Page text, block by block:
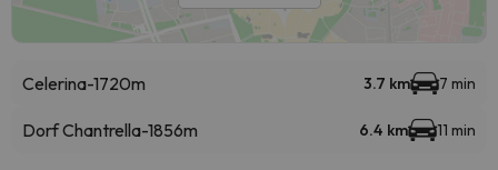
Celerina-1720m 3.7 km 7 min
Dorf Chantrella-1856m 6.4 km 11 min